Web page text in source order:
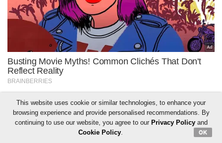
This website uses cookie or similar technologies, to enhance your
browsing experience and provide personalised recommendations. By
continuing to use our website, you agree to our Privacy Policyand
Cookie Policy. OK